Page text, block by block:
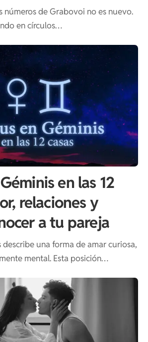
números de Grabovoi no es nuevo.
en círculos…
en las 12
relaciones y
a tu pareja
describe una forma de amar curiosa,
mental. Esta posición…